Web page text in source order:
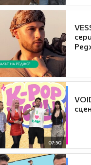
07:50